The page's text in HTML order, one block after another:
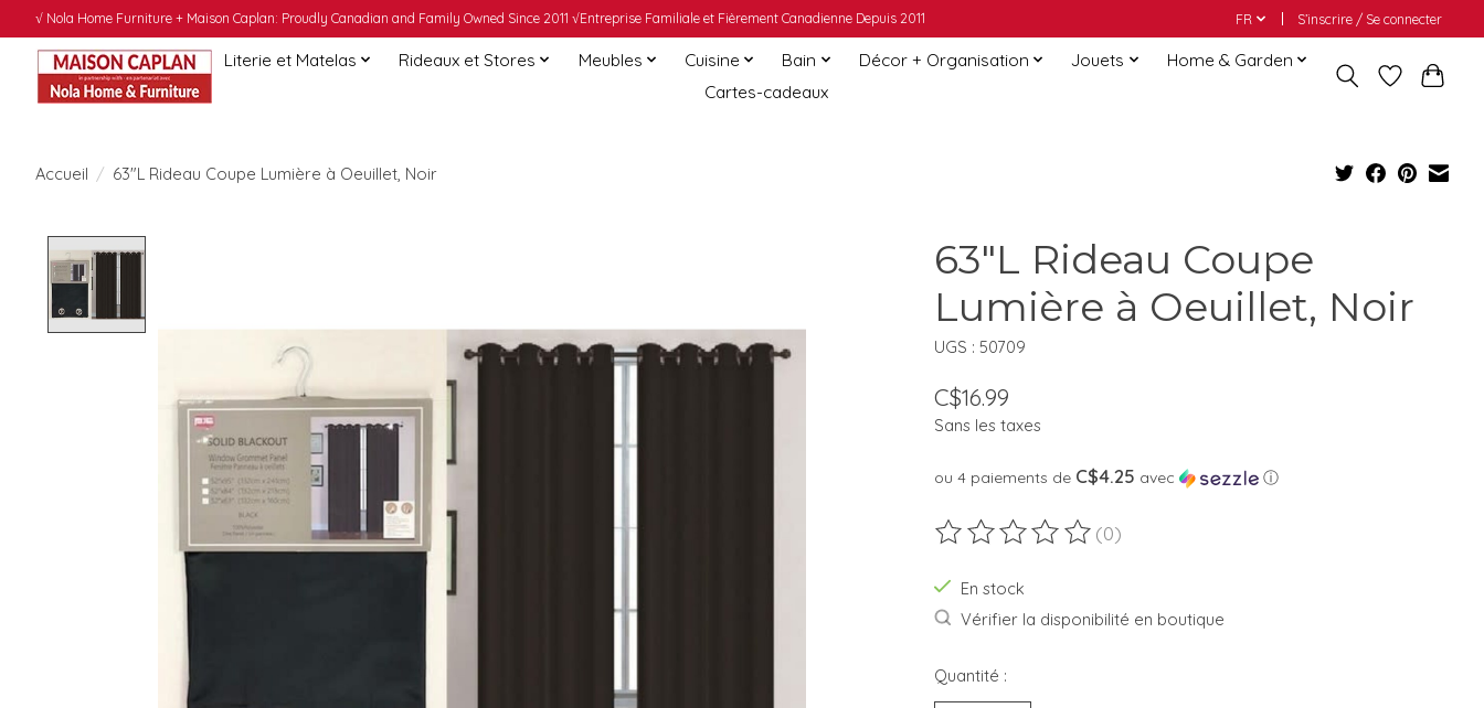
√ Nola Home Furniture + Maison Caplan: Proudly Canadian and Family Owned Since 2011 √Entreprise Familiale et Fièrement Canadienne Depuis 2011 FR S’inscrire / Se connecter
Literie et Matelas Rideaux et Stores Meubles Cuisine Bain Décor + Organisation Jouets
Home & Garden
Cartes-cadeaux
Accueil / 63"L Rideau Coupe Lumière à Oeuillet, Noir
63"L Rideau Coupe
Lumière à Oeuillet, Noir
UGS : 50709
C$16.99
Sans les taxes
ou 4 paiements de C$4.25 avec ⓘ
Ce produit est évalué à
(0)
En stock
Vérifier la disponibilité en boutique
Quantité :